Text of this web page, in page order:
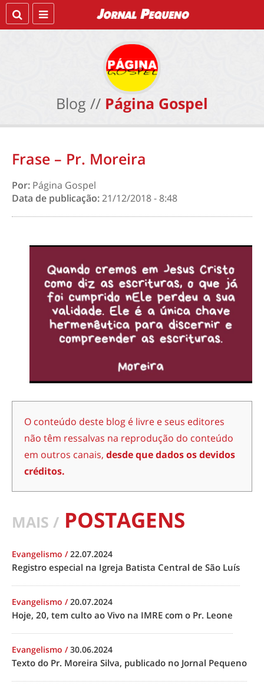
Blog // Página Gospel
Frase – Pr. Moreira
Por: Página Gospel
Data de publicação:21/12/2018 - 8:48
O conteúdo deste blog é livre e seus editores
não têm ressalvas na reprodução do conteúdo
em outros canais, desde que dados os devidos
créditos.
MAIS / POSTAGENS
Evangelismo /22.07.2024
Registro especial na Igreja Batista Central de São Luís
Evangelismo /20.07.2024
Hoje, 20, tem culto ao Vivo na IMRE com o Pr. Leone
Evangelismo /30.06.2024
Texto do Pr. Moreira Silva, publicado no Jornal Pequeno